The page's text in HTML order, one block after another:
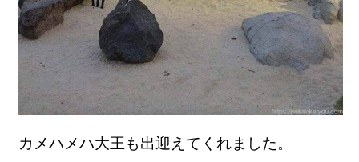
カメハメハ大王も出迎えてくれました。